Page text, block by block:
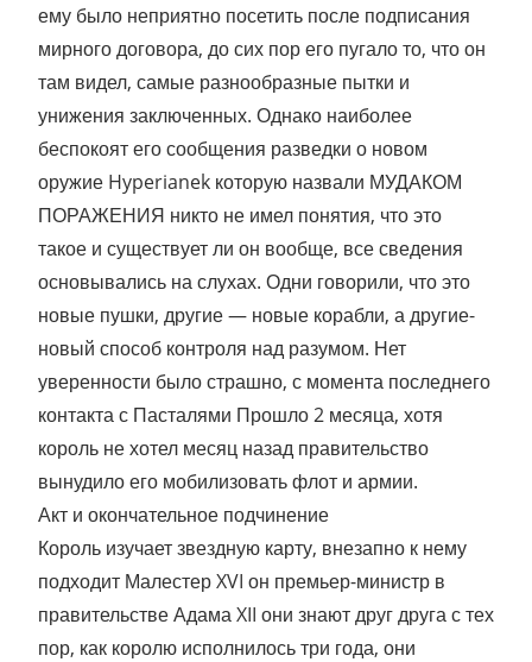
ему было неприятно посетить после подписания
мирного договора, до сих пор его пугало то, что он
там видел, самые разнообразные пытки и
унижения заключенных. Однако наиболее
беспокоят его сообщения разведки о новом
оружие Hyperianek которую назвали МУДАКОМ
ПОРАЖЕНИЯ никто не имел понятия, что это
такое и существует ли он вообще, все сведения
основывались на слухах. Одни говорили, что это
новые пушки, другие — новые корабли, а другие-
новый способ контроля над разумом. Нет
уверенности было страшно, с момента последнего
контакта с Пасталями Прошло 2 месяца, хотя
король не хотел месяц назад правительство
вынудило его мобилизовать флот и армии.
Акт и окончательное подчинение
Король изучает звездную карту, внезапно к нему
подходит Малестер XVI он премьер-министр в
правительстве Адама XII они знают друг друга с тех
пор, как королю исполнилось три года, они